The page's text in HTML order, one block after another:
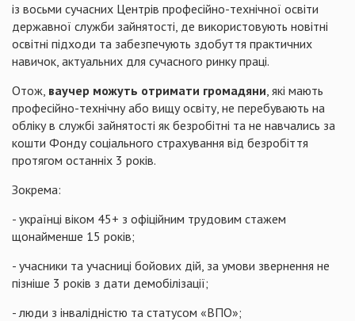
із восьми сучасних Центрів професійно-технічної освіти
державної служби зайнятості, де використовують новітні
освітні підходи та забезпечують здобуття практичних
навичок, актуальних для сучасного ринку праці.
Отож, ваучер можуть отримати громадяни, які мають
професійно-технічну або вищу освіту, не перебувають на
обліку в службі зайнятості як безробітні та не навчались за
кошти Фонду соціального страхування від безробіття
протягом останніх 3 років.
Зокрема:
- українці віком 45+ з офіційним трудовим стажем
щонайменше 15 років;
- учасники та учасниці бойових дій, за умови звернення не
пізніше 3 років з дати демобілізації;
- люди з інвалідністю та статусом «ВПО»;